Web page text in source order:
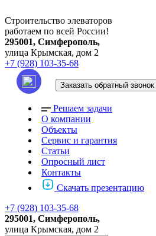
Строительство элеваторов
работаем по всей России!
295001, Симферополь,
улица Крымская, дом 2
+7 (928) 103-35-68
Заказать обратный звонок
Решаем задачи
О компании
Объекты
Сервис и гарантия
Статьи
Опросный лист
Контакты
Скачать презентацию
+7 (928) 103-35-68
295001, Симферополь,
улица Крымская, дом 2